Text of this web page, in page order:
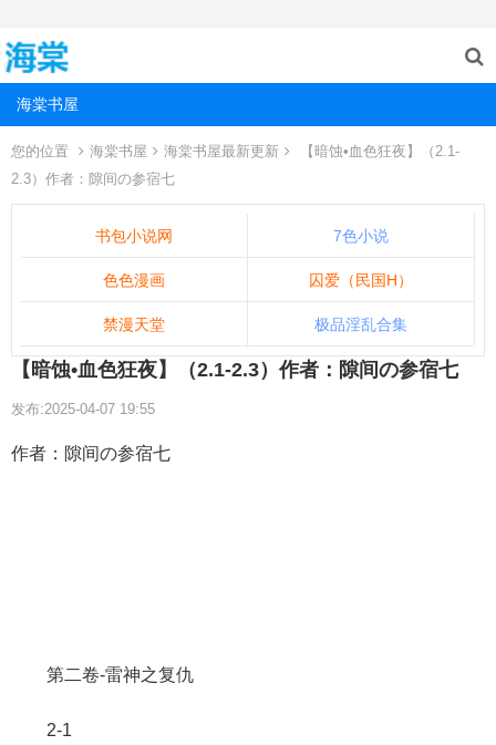
海棠书屋
您的位置 海棠书屋 海棠书屋最新更新
【暗蚀•血色狂夜】（2.1-
2.3）作者：隙间の参宿七
书包小说网 7色小说
色色漫画 囚爱（民国H）
禁漫天堂 极品淫乱合集
【暗蚀•血色狂夜】（2.1-2.3）作者：隙间の参宿七
发布:2025-04-07 19:55
作者：隙间の参宿七
第二卷-雷神之复仇
2-1